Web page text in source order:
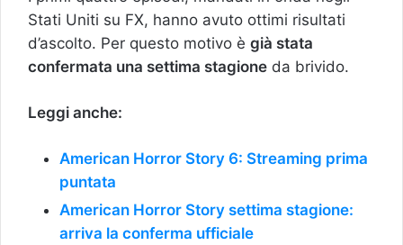
Stati Uniti su FX, hanno avuto ottimi risultati
d’ascolto. Per questo motivo è già stata
confermata una settima stagione da brivido.
Leggi anche:
American Horror Story 6: Streaming prima
puntata
American Horror Story settima stagione:
arriva la conferma ufficiale